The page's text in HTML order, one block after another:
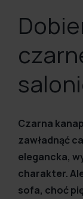
Czarna
zawładnąć
elegancka,
charakter.
sofa, choć